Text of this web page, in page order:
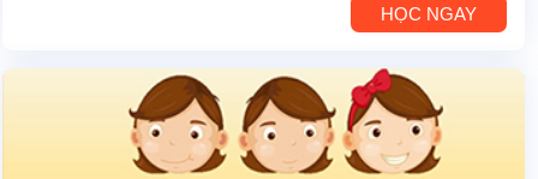
HỌC NGAY